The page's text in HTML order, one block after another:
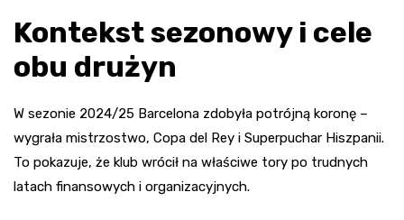
Kontekst sezonowy i cele
obu drużyn
W sezonie 2024/25 Barcelona zdobyła potrójną koronę –
wygrała mistrzostwo, Copa del Rey i Superpuchar Hiszpanii.
To pokazuje, że klub wrócił na właściwe tory po trudnych
latach finansowych i organizacyjnych.